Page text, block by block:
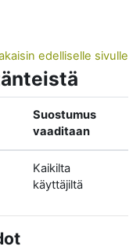
edelliselle sivulle
Suostumus
vaaditaan
Kaikilta
käyttäjiltä